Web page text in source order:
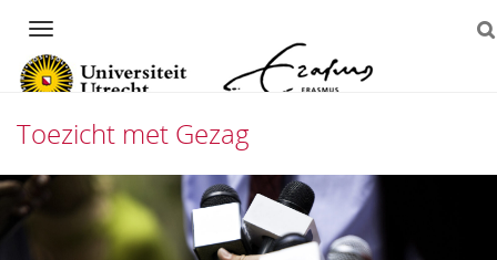
Navigation
Toezicht met Gezag
Direct